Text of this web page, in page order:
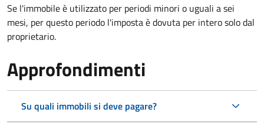
Se l'immobile è utilizzato per periodi minori o uguali a sei
mesi, per questo periodo l'imposta è dovuta per intero solo dal
proprietario.
Approfondimenti
Su quali immobili si deve pagare?